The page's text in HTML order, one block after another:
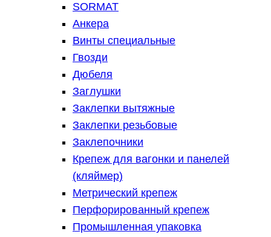
SORMAT
Анкера
Винты специальные
Гвозди
Дюбеля
Заглушки
Заклепки вытяжные
Заклепки резьбовые
Заклепочники
Крепеж для вагонки и панелей
(кляймер)
Метрический крепеж
Перфорированный крепеж
Промышленная упаковка